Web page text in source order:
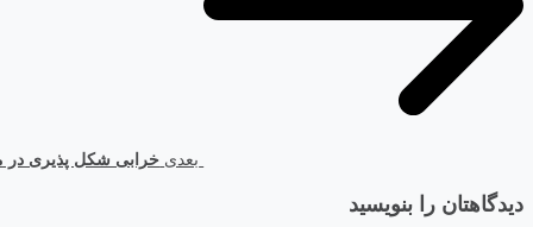
بعدی خرابی شکل پذیری در
دیدگاهتان را بنویسید